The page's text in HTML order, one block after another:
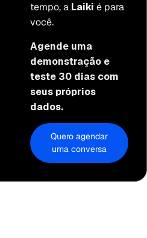
tempo, a Laiki é para
você.
Agende uma
demonstração e
teste 30 dias com
seus próprios
dados.
Quero agendar
uma conversa